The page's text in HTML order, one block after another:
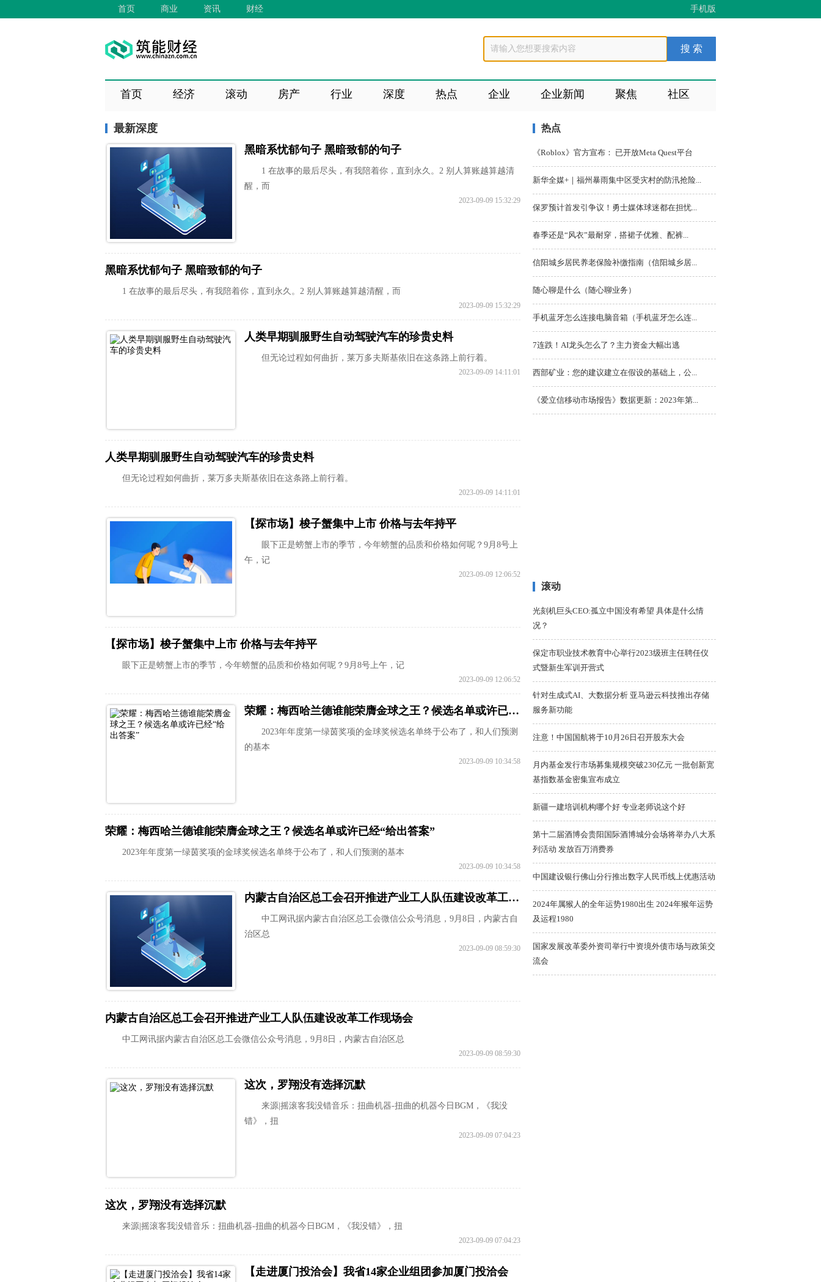
首页 商业 资讯 财经 手机版
首页 经济 滚动 房产 行业 深度 热点 企业 企业新闻 聚焦 社区
最新深度
黑暗系忧郁句子 黑暗致郁的句子
1 在故事的最后尽头，有我陪着你，直到永久。2 别人算账越算越清
醒，而
2023-09-09 15:32:29
黑暗系忧郁句子 黑暗致郁的句子
1 在故事的最后尽头，有我陪着你，直到永久。2 别人算账越算越清醒，而
2023-09-09 15:32:29
人类早期驯服野生自动驾驶汽车的珍贵史料
但无论过程如何曲折，莱万多夫斯基依旧在这条路上前行着。
2023-09-09 14:11:01
人类早期驯服野生自动驾驶汽车的珍贵史料
但无论过程如何曲折，莱万多夫斯基依旧在这条路上前行着。
2023-09-09 14:11:01
【探市场】梭子蟹集中上市 价格与去年持平
眼下正是螃蟹上市的季节，今年螃蟹的品质和价格如何呢？9月8号上
午，记
2023-09-09 12:06:52
【探市场】梭子蟹集中上市 价格与去年持平
眼下正是螃蟹上市的季节，今年螃蟹的品质和价格如何呢？9月8号上午，记
2023-09-09 12:06:52
荣耀：梅西哈兰德谁能荣膺金球之王？候选名单或许已经“给出答案”
2023年年度第一绿茵奖项的金球奖候选名单终于公布了，和人们预测
的基本
2023-09-09 10:34:58
荣耀：梅西哈兰德谁能荣膺金球之王？候选名单或许已经“给出答案”
2023年年度第一绿茵奖项的金球奖候选名单终于公布了，和人们预测的基本
2023-09-09 10:34:58
内蒙古自治区总工会召开推进产业工人队伍建设改革工作现场会
中工网讯据内蒙古自治区总工会微信公众号消息，9月8日，内蒙古自
治区总
2023-09-09 08:59:30
内蒙古自治区总工会召开推进产业工人队伍建设改革工作现场会
中工网讯据内蒙古自治区总工会微信公众号消息，9月8日，内蒙古自治区总
2023-09-09 08:59:30
这次，罗翔没有选择沉默
来源|摇滚客我没错音乐：扭曲机器-扭曲的机器今日BGM，《我没
错》，扭
2023-09-09 07:04:23
这次，罗翔没有选择沉默
来源|摇滚客我没错音乐：扭曲机器-扭曲的机器今日BGM，《我没错》，扭
2023-09-09 07:04:23
【走进厦门投洽会】我省14家企业组团参加厦门投洽会
热点
《Roblox》官方宣布： 已开放Meta Quest平台
新华全媒+｜福州暴雨集中区受灾村的防汛抢险...
保罗预计首发引争议！勇士媒体球迷都在担忧...
春季还是“风衣”最耐穿，搭裙子优雅、配裤...
信阳城乡居民养老保险补缴指南（信阳城乡居...
随心聊是什么（随心聊业务）
手机蓝牙怎么连接电脑音箱（手机蓝牙怎么连...
7连跌！AI龙头怎么了？主力资金大幅出逃
西部矿业：您的建议建立在假设的基础上，公...
《爱立信移动市场报告》数据更新：2023年第...
滚动
光刻机巨头CEO:孤立中国没有希望 具体是什么情
况？
保定市职业技术教育中心举行2023级班主任聘任仪
式暨新生军训开营式
针对生成式AI、大数据分析 亚马逊云科技推出存储
服务新功能
注意！中国国航将于10月26日召开股东大会
月内基金发行市场募集规模突破230亿元 一批创新宽
基指数基金密集宣布成立
新疆一建培训机构哪个好 专业老师说这个好
第十二届酒博会贵阳国际酒博城分会场将举办八大系
列活动 发放百万消费券
中国建设银行佛山分行推出数字人民币线上优惠活动
2024年属猴人的全年运势1980出生 2024年猴年运势
及运程1980
国家发展改革委外资司举行中资境外债市场与政策交
流会